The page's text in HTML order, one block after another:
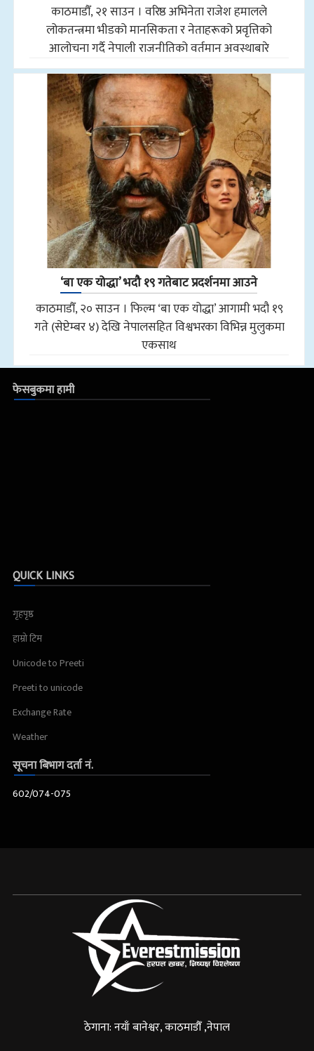
काठमाडौँ, २१ साउन । वरिष्ठ अभिनेता राजेश हमालले
लोकतन्त्रमा भीडको मानसिकता र नेताहरूको प्रवृत्तिको
आलोचना गर्दै नेपाली राजनीतिको वर्तमान अवस्थाबारे
‘बा एक योद्धा’ भदौ १९ गतेबाट प्रदर्शनमा आउने
काठमाडौँ, २० साउन । फिल्म ‘बा एक योद्धा’ आगामी भदौ १९
गते (सेप्टेम्बर ४) देखि नेपालसहित विश्वभरका विभिन्न मुलुकमा
एकसाथ
फेसबुकमा हामी
QUICK LINKS
गृहपृष्ठ
हाम्रो टिम
Unicode to Preeti
Preeti to unicode
Exchange Rate
Weather
सूचना बिभाग दर्ता नं.
602/074-075
ठेगाना: नयाँ बानेश्वर, काठमाडौँ ,नेपाल